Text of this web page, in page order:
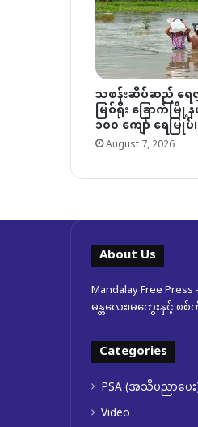
သဖန်းဆိပ်ဆည် ရ
မြစ်ရိုး ခြောက်မြို့
၁၀၀ ကျော် ရေမြုပ်၊
August 7, 2026
About Us
Mandalay Free
မန္တလေး၊မကွေးနှင့်
Categories
PSA (အသိပညာပေ
Video